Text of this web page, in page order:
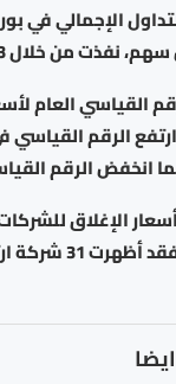
انخفض الرقم القياسي